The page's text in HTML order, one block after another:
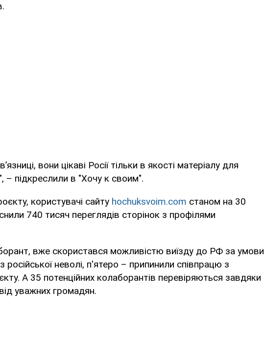
вони цікаві Росії тільки в якості матеріалу для
– підкреслили в "Хочу к своим".
користувачі сайту hochuksvoim.com станом на 30
740 тисяч переглядів сторінок з профілями
вже скористався можливістю виїзду до РФ за умови
російської неволі, п'ятеро – припинили співпрацю з
А 35 потенційних колаборантів перевіряються завдяки
уважних громадян.